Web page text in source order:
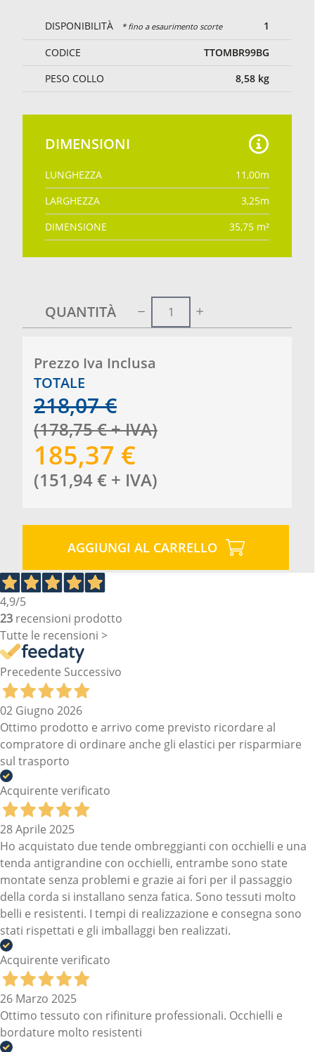
DISPONIBILITÀ * fino a esaurimento scorte
1
CODICE
TTOMBR99BG
PESO COLLO
8,58 kg
DIMENSIONI
LUNGHEZZA 11,00m
LARGHEZZA
3,25m
DIMENSIONE
35,75 m²
QUANTITÀ
Prezzo Iva Inclusa
TOTALE
218,07 €
(178,75€+ IVA)
185,37 €
(151,94€ + IVA)
AGGIUNGI AL CARRELLO
4,9/5
23 recensioni prodotto
Tutte le recensioni >
Precedente Successivo
02 Giugno 2026
Ottimo prodotto e arrivo come previsto ricordare al
compratore di ordinare anche gli elastici per risparmiare
sul trasporto
Acquirente verificato
28 Aprile 2025
Ho acquistato due tende ombreggianti con occhielli e una
tenda antigrandine con occhielli, entrambe sono state
montate senza problemi e grazie ai fori per il passaggio
della corda si installano senza fatica. Sono tessuti molto
belli e resistenti. I tempi di realizzazione e consegna sono
stati rispettati e gli imballaggi ben realizzati.
Acquirente verificato
26 Marzo 2025
Ottimo tessuto con rifiniture professionali. Occhielli e
bordature molto resistenti